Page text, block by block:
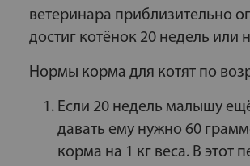
ветеринара приблизительно
достиг котёнок 20 недель или
Нормы корма для котят по
Если 20 недель малышу
давать ему нужно 60
корма на 1 кг веса. В этот